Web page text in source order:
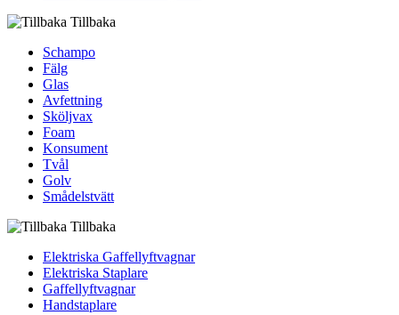
Tillbaka
Schampo
Fälg
Glas
Avfettning
Sköljvax
Foam
Konsument
Tvål
Golv
Smådelstvätt
Tillbaka
Elektriska Gaffellyftvagnar
Elektriska Staplare
Gaffellyftvagnar
Handstaplare